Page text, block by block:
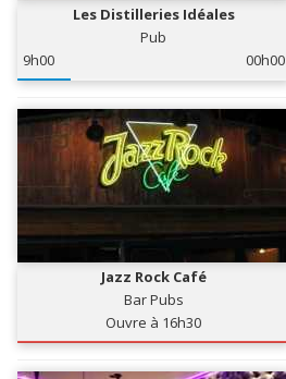
Les Distilleries Idéales
Pub
9h00
00h00
Jazz Rock Café
Bar Pubs
Ouvre à 16h30